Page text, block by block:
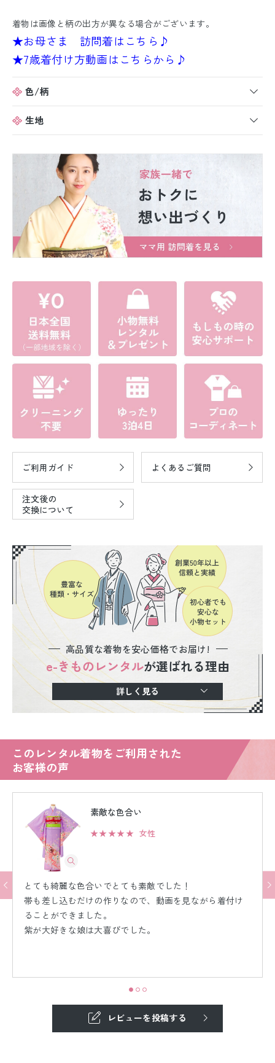
着物は画像と柄の出方が異なる場合がございます。
★お母さま 訪問着はこちら♪
★7歳着付け方動画はこちらから♪
色/柄
生地
ご利用ガイド よくあるご質問
注文後の
交換について
高品質な着物を安心価格でお届け!
e-きものレンタルが選ばれる理由
詳しく見る
このレンタル着物をご利用された
お客様の声
素敵な色合い
★★★★★ 女性
とても綺麗な色合いでとても素敵でした！
帯も差し込むだけの作りなので、動画を見ながら着付け
ることができました。
紫が大好きな娘は大喜びでした。
レビューを投稿する